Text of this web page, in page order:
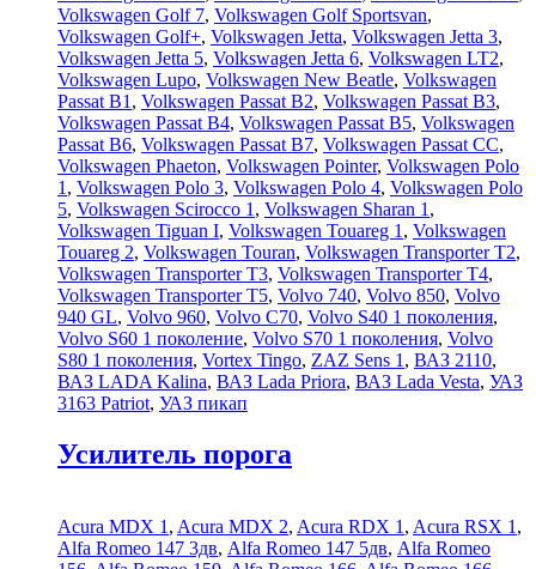
Volkswagen Golf 7, Volkswagen Golf Sportsvan,
Volkswagen Golf+, Volkswagen Jetta, Volkswagen Jetta 3,
Volkswagen Jetta 5, Volkswagen Jetta 6, Volkswagen LT2,
Volkswagen Lupo, Volkswagen New Beatle, Volkswagen
Passat B1 , Volkswagen Passat B2, Volkswagen Passat B3,
Volkswagen Passat B4, Volkswagen Passat B5, Volkswagen
Passat B6, Volkswagen Passat B7, Volkswagen Passat CC,
Volkswagen Phaeton, Volkswagen Pointer, Volkswagen Polo
1 , Volkswagen Polo 3, Volkswagen Polo 4, Volkswagen Polo
5, Volkswagen Scirocco 1 , Volkswagen Sharan 1 ,
Volkswagen Tiguan I, Volkswagen Touareg 1 , Volkswagen
Touareg 2, Volkswagen Touran, Volkswagen Transporter T2,
Volkswagen Transporter T3, Volkswagen Transporter T4,
Volkswagen Transporter T5, Volvo 740, Volvo 850, Volvo
940 GL, Volvo 960, Volvo C70, Volvo S40 1 поколения,
Volvo S60 1 поколение, Volvo S70 1 поколения, Volvo
S80 1 поколения, Vortex Tingo, ZAZ Sens 1 , ВАЗ 2110,
ВАЗ LADA Kalina, ВАЗ Lada Priora, ВАЗ Lada Vesta, УАЗ
3163 Patriot, УАЗ пикап
Усилитель порога
Acura MDX 1 , Acura MDX 2, Acura RDX 1 , Acura RSX 1 ,
Alfa Romeo 147 3дв, Alfa Romeo 147 5дв, Alfa Romeo